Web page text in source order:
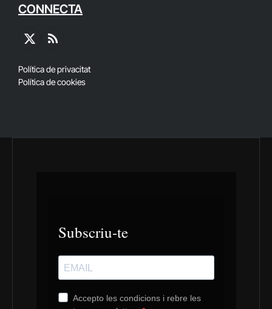
CONNECTA
X
RSS
Política de privacitat
Política de cookies